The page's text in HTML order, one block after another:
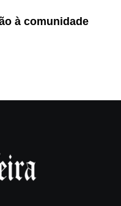
à comunidade